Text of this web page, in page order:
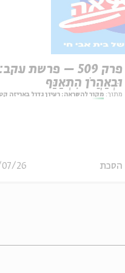
פרק 509 – פרשת עקב:
וּבְאַהֲרֹן הִתְאַנַּף
מתוך: מקור להשראה: רעיון גדול באריזה
הסכת 26